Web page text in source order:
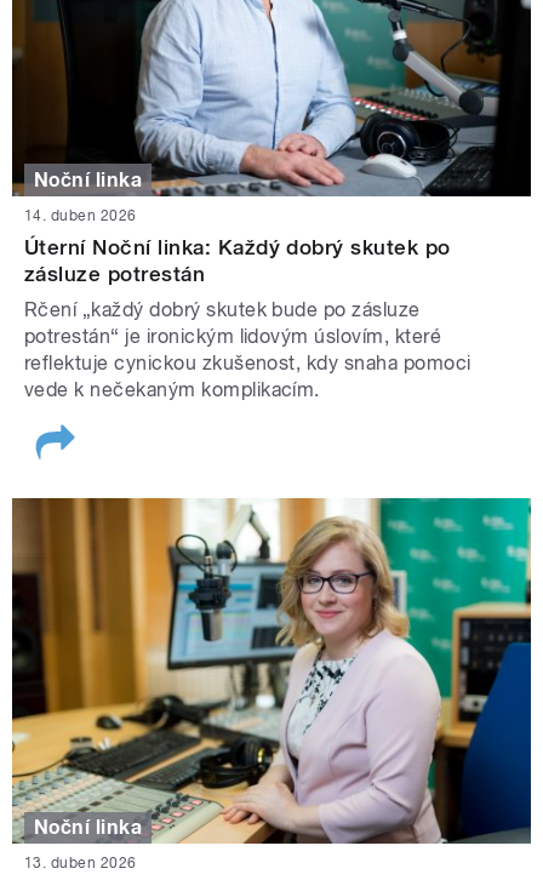
Noční linka
14. duben 2026
Úterní Noční linka: Každý dobrý skutek po
zásluze potrestán
Rčení „každý dobrý skutek bude po zásluze
potrestán“ je ironickým lidovým úslovím, které
reflektuje cynickou zkušenost, kdy snaha pomoci
vede k nečekaným komplikacím.
Noční linka
13. duben 2026